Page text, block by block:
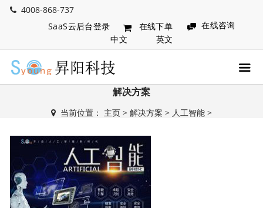
4008-868-737
SaaS云后台登录
在线下单
在线咨询
中文
英文
解决方案
当前位置： 主页> 解决方案 > 人工智能>